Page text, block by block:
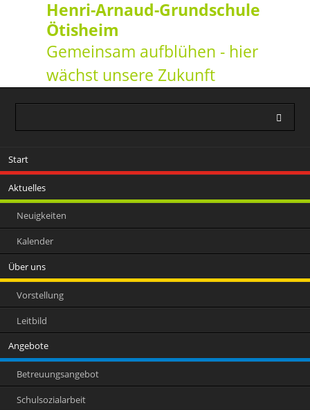
Henri-Arnaud-Grundschule
Ötisheim
Gemeinsam aufblühen - hier
wächst unsere Zukunft
überspringen
Start
Aktuelles
Neuigkeiten
Kalender
Über uns
Vorstellung
Leitbild
Angebote
Betreuungsangebot
Schulsozialarbeit